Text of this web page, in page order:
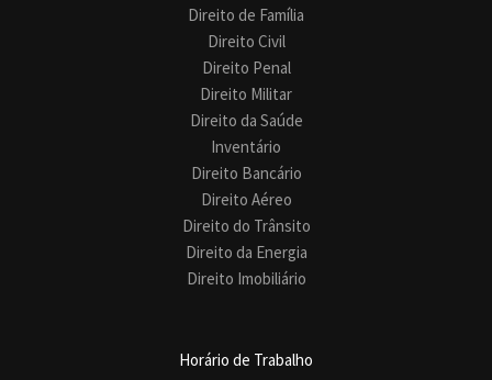
Direito de Família
Direito Civil
Direito Penal
Direito Militar
Direito da Saúde
Inventário
Direito Bancário
Direito Aéreo
Direito do Trânsito
Direito da Energia
Direito Imobiliário
Horário de Trabalho